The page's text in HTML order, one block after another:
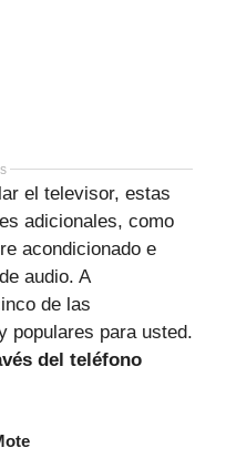
el televisor, estas
adicionales, como
acondicionado e
audio. A
de las
populares para usted.
del teléfono